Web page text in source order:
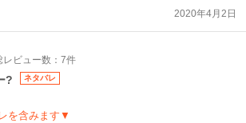
大学も女子大だからかお付き合いもした事が無く
相手でした。
目堅物過ぎるし不器用だからこの話の時点では、
えられていないですね。
っちゃ大好き過ぎて嫉妬もするし、思いやりも有
、言葉に出さないから駄目なんだと思いました。
2020年4月2日
レビュー数：7件
? ネタバレ
を含みます▼